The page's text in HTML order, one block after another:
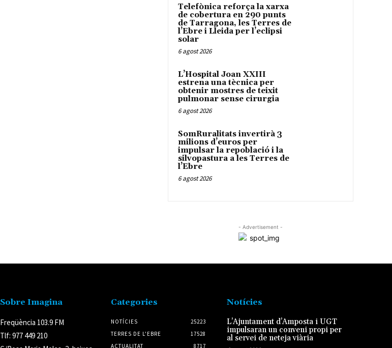
Telefònica reforça la xarxa
de cobertura en 290 punts
de Tarragona, les Terres de
l’Ebre i Lleida per l’eclipsi
solar
6 agost 2026
L’Hospital Joan XXIII
estrena una tècnica per
obtenir mostres de teixit
pulmonar sense cirurgia
6 agost 2026
SomRuralitats invertirà 3
milions d’euros per
impulsar la repoblació i la
silvopastura a les Terres de
l’Ebre
6 agost 2026
- Advertisement -
Sobre Imagina
Freqüència 103.9 FM
Tlf: 977 449 210
Categories
NOTÍCIES
25223
TERRES DE L'EBRE
17528
ACTUALITAT
8717
Notícies
L’Ajuntament d’Amposta i UGT
impulsaran un conveni propi per
al servei de neteja viària